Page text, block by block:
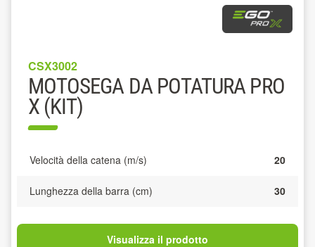
CSX3002
MOTOSEGA DA POTATURA PRO
X (KIT)
Velocità della catena (m/s) 20
Lunghezza della barra (cm) 30
Visualizza il prodotto